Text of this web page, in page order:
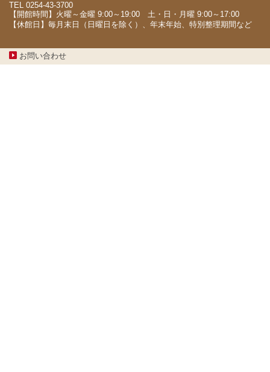
TEL 0254-43-3700
【開館時間】火曜～金曜 9:00～19:00 土・日・月曜 9:00～17:00
【休館日】毎月末日（日曜日を除く）、年末年始、特別整理期間など
お問い合わせ